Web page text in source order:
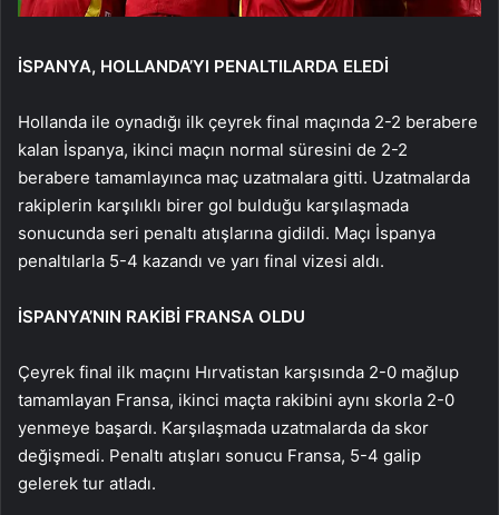
İSPANYA, HOLLANDA’YI PENALTILARDA ELEDİ
Hollanda ile oynadığı ilk çeyrek final maçında 2-2 berabere
kalan İspanya, ikinci maçın normal süresini de 2-2
berabere tamamlayınca maç uzatmalara gitti. Uzatmalarda
rakiplerin karşılıklı birer gol bulduğu karşılaşmada
sonucunda seri penaltı atışlarına gidildi. Maçı İspanya
penaltılarla 5-4 kazandı ve yarı final vizesi aldı.
İSPANYA’NIN RAKİBİ FRANSA OLDU
Çeyrek final ilk maçını Hırvatistan karşısında 2-0 mağlup
tamamlayan Fransa, ikinci maçta rakibini aynı skorla 2-0
yenmeye başardı. Karşılaşmada uzatmalarda da skor
değişmedi. Penaltı atışları sonucu Fransa, 5-4 galip
gelerek tur atladı.